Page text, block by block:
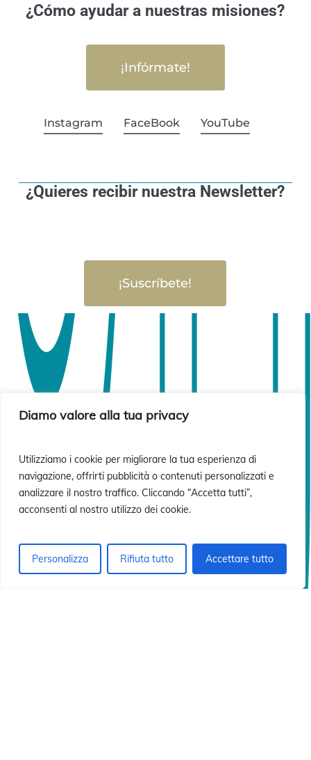
Diamo valore alla tua privacy
Utilizziamo i cookie per migliorare la tua esperienza di
navigazione, offrirti pubblicità o contenuti personalizzati e
analizzare il nostro traffico. Cliccando “Accetta tutti”,
acconsenti al nostro utilizzo dei cookie.
Personalizza Rifiuta tutto Accettare tutto
¿Cómo ayudar a nuestras misiones?
¡Infórmate!
Instagram FaceBook YouTube
¿Quieres recibir nuestra Newsletter?
¡Suscríbete!